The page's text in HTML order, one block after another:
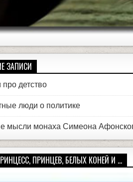
ЗАПИСИ
детство
люди о политике
мысли монаха Симеона
ПРИНЦЕВ, БЕЛЫХ КОНЕЙ И ...